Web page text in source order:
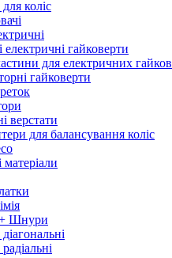
коліс
гайковерти
для електричних
гайковерти
верстати
для балансування коліс
Шнури